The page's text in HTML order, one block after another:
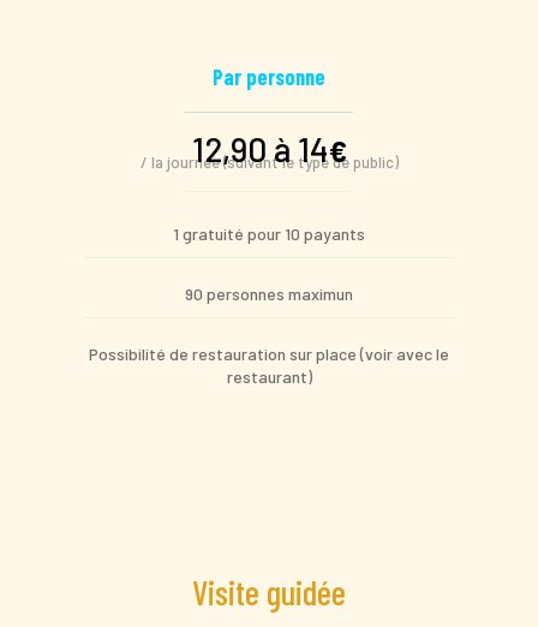
Par personne
12,90 à 14€
/ la journée (suivant le type de public)
1 gratuité pour 10 payants
90 personnes maximun
Possibilité de restauration sur place (voir avec le
restaurant)
Visite guidée